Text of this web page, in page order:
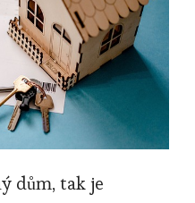
dům, tak je